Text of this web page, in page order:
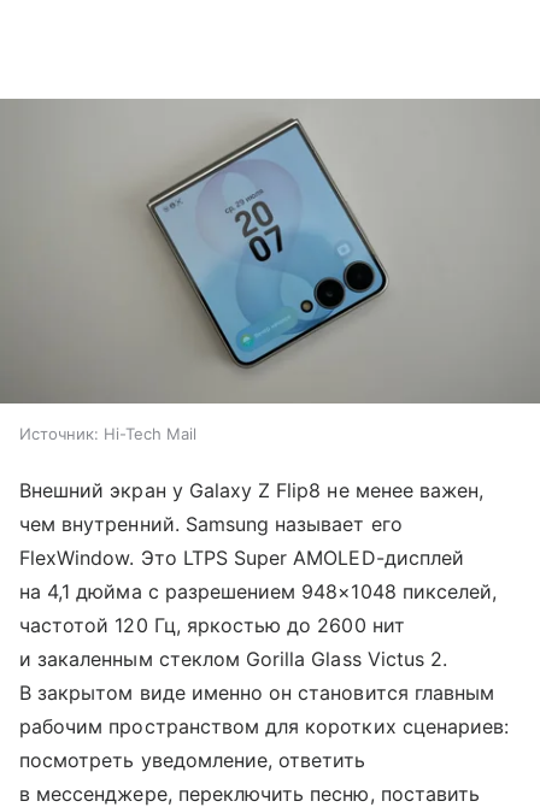
Источник: Hi-Tech Mail
Внешний экран у Galaxy Z Flip8 не менее важен,
чем внутренний. Samsung называет его
FlexWindow. Это LTPS Super AMOLED-дисплей
на 4,1 дюйма с разрешением 948×1048 пикселей,
частотой 120 Гц, яркостью до 2600 нит
и закаленным стеклом Gorilla Glass Victus 2.
В закрытом виде именно он становится главным
рабочим пространством для коротких сценариев:
посмотреть уведомление, ответить
в мессенджере, переключить песню, поставить